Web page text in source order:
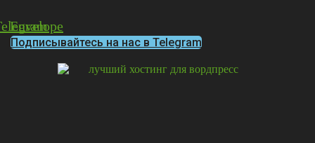
Envelope
Подписывайтесь на нас в Telegram